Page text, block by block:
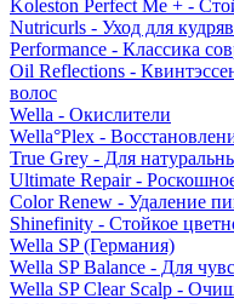
Koleston Perfect Me + -
Nutricurls - Уход для
Performance - Классика
Oil Reflections -
волос
Wella - Окислители
Wella°Plex -
True Grey - Для
Ultimate Repair -
Color Renew - Удаление
Shinefinity - Стойкое
Wella SP (Германия)
Wella SP Balance - Для
Wella SP Clear Scalp -